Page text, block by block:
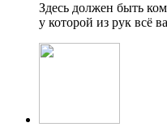
Здесь должен быть
у которой из рук всё